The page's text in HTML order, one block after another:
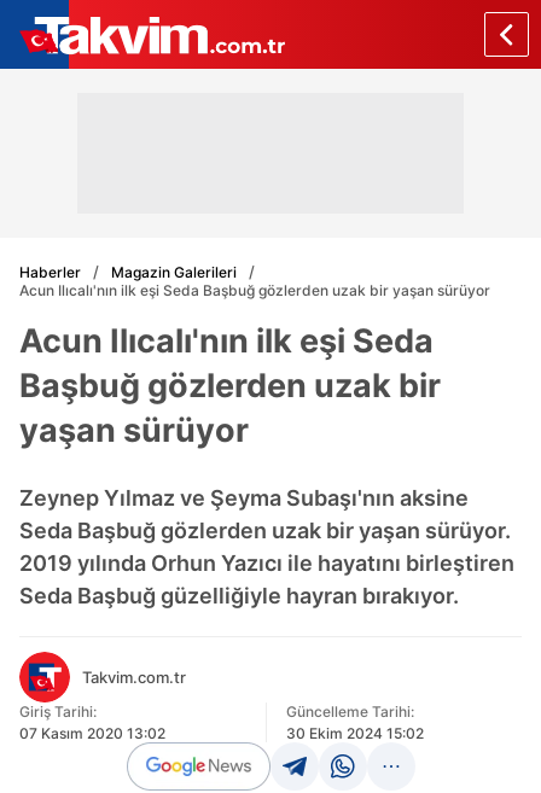
Haberler
Magazin Galerileri
Acun Ilıcalı'nın ilk eşi Seda Başbuğ gözlerden uzak bir yaşan sürüyor
Acun Ilıcalı'nın ilk eşi Seda
Başbuğ gözlerden uzak bir
yaşan sürüyor
Zeynep Yılmaz ve Şeyma Subaşı'nın aksine
Seda Başbuğ gözlerden uzak bir yaşan sürüyor.
2019 yılında Orhun Yazıcı ile hayatını birleştiren
Seda Başbuğ güzelliğiyle hayran bırakıyor.
Takvim.com.tr
Giriş Tarihi:
07 Kasım 2020 13:02
Güncelleme Tarihi:
30 Ekim 2024 15:02